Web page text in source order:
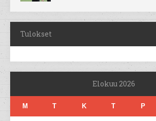
Tulokset
Elokuu 2026
M T K T P